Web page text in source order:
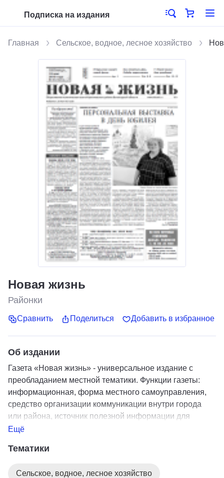
Подписка на издания
Главная Сельское, водное, лесное хозяйство
Новая жизнь
Районки
Сравнить Поделиться Добавить в избранное
Об издании
Газета «Новая жизнь» - универсальное издание с
преобладанием местной тематики. Функции газеты:
информационная, форма местного самоуправления,
средство организации коммуникации внутри города
или района, источник полезной информации для
читателей, которая может заинтересовать гостей
Ещё
Тематики
Сельское, водное, лесное хозяйство